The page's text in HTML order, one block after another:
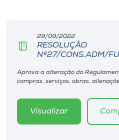
Biblioteca
Editora
Rádio
29/09/2022
RESOLUÇÃO
Nº27/CONS.ADM/
Aprova a alteração do
compras, serviços, obras,
Visualizar